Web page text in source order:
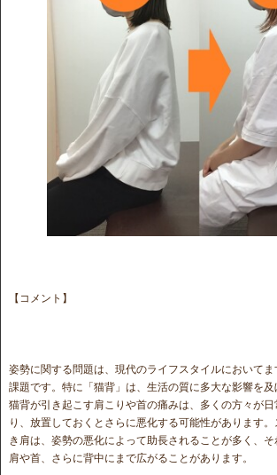
【コメント】
姿勢に関する問題は、現代のライフスタイルにおいて
課題です。特に「猫背」は、生活の質に多大な影響を及
猫背が引き起こす肩こりや首の痛みは、多くの方々が
り、放置しておくとさらに悪化する可能性があります
き肩は、姿勢の悪化によって助長されることが多く、
肩や首、さらに背中にまで広がることがあります。